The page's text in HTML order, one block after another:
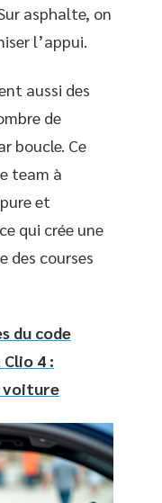
asphalte, on
l’appui.
aussi des
de
boucle. Ce
team à
et
qui crée une
des courses
du code
4 :
voiture